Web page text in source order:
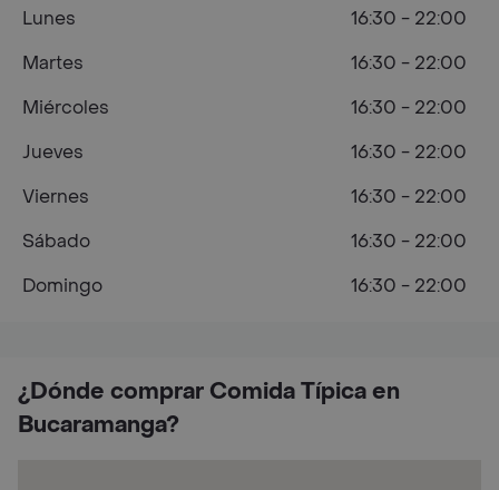
¿Dónde comprar Comida Típica en
Bucaramanga?
Lunes
16:30 - 22:00
Martes
16:30 - 22:00
Miércoles
16:30 - 22:00
Jueves
16:30 - 22:00
Viernes
16:30 - 22:00
Sábado
16:30 - 22:00
Domingo
16:30 - 22:00